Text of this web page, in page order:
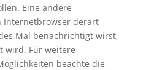
Eine andere
Internetbrowser derart
Mal benachrichtigt wirst,
wird. Für weitere
beachte die